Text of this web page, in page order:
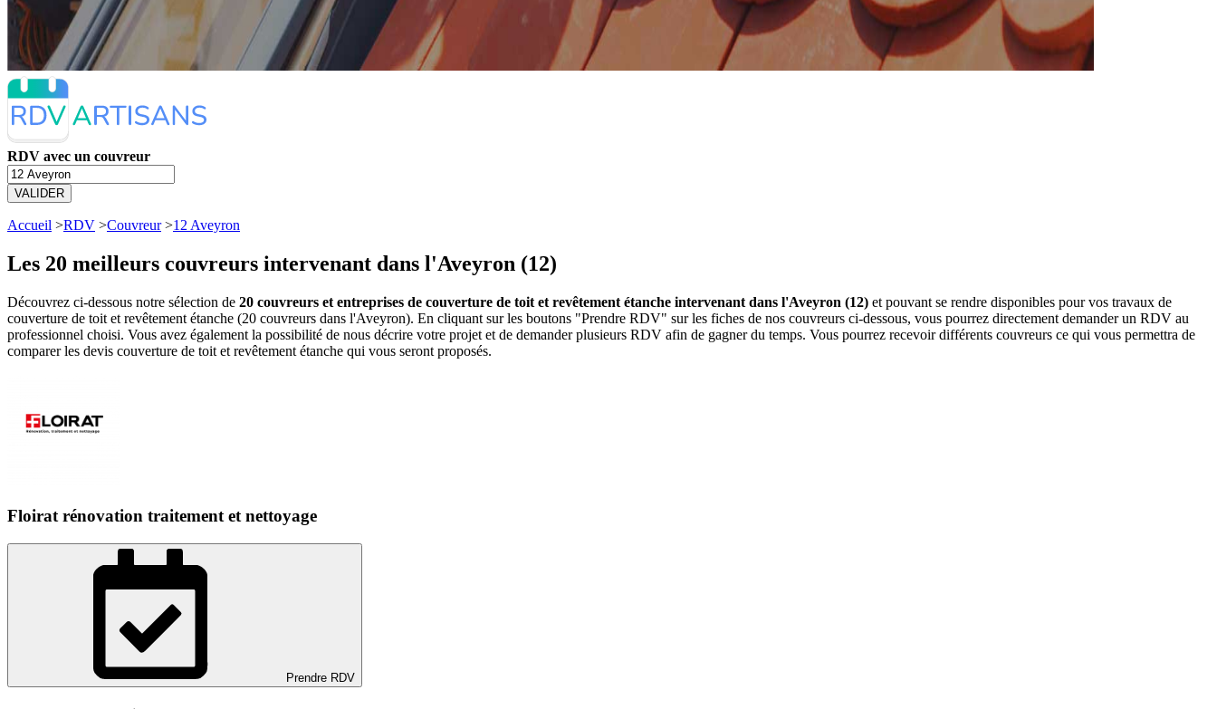
RDV avec un couvreur
VALIDER
Accueil >RDV >Couvreur>12 Aveyron
Les 20 meilleurs couvreurs intervenant dans l'Aveyron (12)
Découvrez ci-dessous notre sélection de 20 couvreurs et entreprises de couverture de toit et revêtement étanche intervenant dans l'Aveyron (12) et pouvant se rendre disponibles pour vos travaux de
couverture de toit et revêtement étanche (20 couvreurs dans l'Aveyron). En cliquant sur les boutons "Prendre RDV" sur les fiches de nos couvreurs ci-dessous, vous pourrez directement demander un RDV au
professionnel choisi. Vous avez également la possibilité de nous décrire votre projet et de demander plusieurs RDV afin de gagner du temps. Vous pourrez recevoir différents couvreurs ce qui vous permettra de
comparer les devis couverture de toit et revêtement étanche qui vous seront proposés.
Floirat rénovation traitement et nettoyage
Prendre RDV